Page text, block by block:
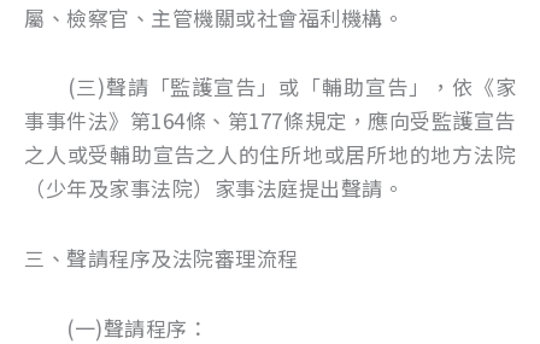
屬、檢察官、主管機關或社會福利機構。
(三)聲請「監護宣告」或「輔助宣告」，依《家
事事件法》第164條、第177條規定，應向受監護宣告
之人或受輔助宣告之人的住所地或居所地的地方法院
（少年及家事法院）家事法庭提出聲請。
三、聲請程序及法院審理流程
(一)聲請程序：